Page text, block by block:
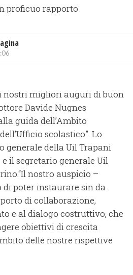
proficuo rapporto
nostri migliori auguri di buon
Davide Nugnes
guida dell’Ambito
scolastico”. Lo
generale della Uil Trapani
il segretario generale Uil
nostro auspicio –
poter instaurare sin da
di collaborazione,
e al dialogo costruttivo, che
obiettivi di crescita
delle nostre rispettive